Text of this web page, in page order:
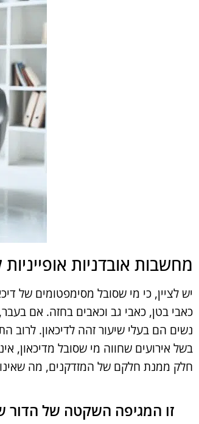
מחשבות אובדניות
יש לציין, כי מי שסובל מסימפטומים של
כאבי בטן, כאבי גב וכאבים בחזה. אם
נשים הם בעלי שיעור זהה לדיכאון. לרוב
בשל אירועים שחווה מי שסובל מדיכאון,
חלק ממנת חלקם של המזדקנים, מה שאינו
זו המגיפה השקטה של הדור